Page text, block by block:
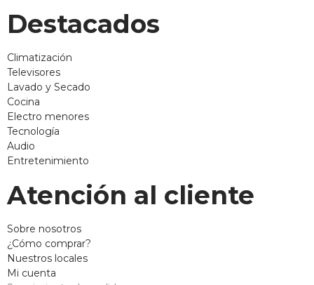
Destacados
Climatización
Televisores
Lavado y Secado
Cocina
Electro menores
Tecnología
Audio
Entretenimiento
Atención al cliente
Sobre nosotros
¿Cómo comprar?
Nuestros locales
Mi cuenta